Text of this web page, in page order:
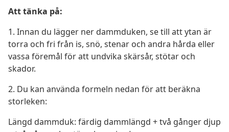
Att tänka på:
1. Innan du lägger ner dammduken, se till att ytan är
torra och fri från is, snö, stenar och andra hårda eller
vassa föremål för att undvika skärsår, stötar och
skador.
2. Du kan använda formeln nedan för att beräkna
storleken:
Längd dammduk: färdig dammlängd + två gånger djup